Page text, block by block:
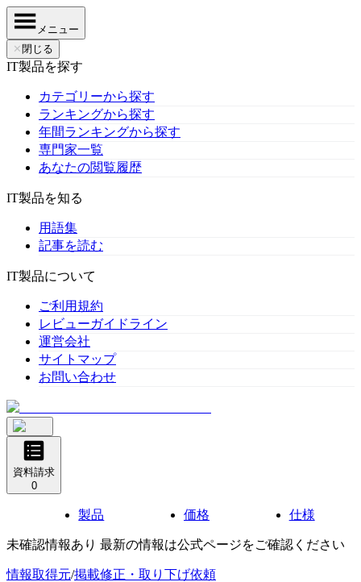
メニュー
✕ 閉じる
IT製品を探す
カテゴリーから探す
ランキングから探す
年間ランキングから探す
専門家一覧
あなたの閲覧履歴
IT製品を知る
用語集
記事を読む
IT製品について
ご利用規約
レビューガイドライン
運営会社
サイトマップ
お問い合わせ
資料請求
0
製品 価格 仕様
未確認情報あり 最新の情報は公式ページをご確認ください
情報取得元/掲載修正・取り下げ依頼